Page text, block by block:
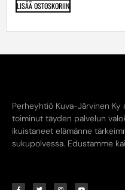
LISÄÄ OSTOSKORIIN
Perheyhtiö Kuva-Järvinen Ky
toiminut täyden palvelun
ikuistaneet elämänne
sukupolvessa. Edustamme